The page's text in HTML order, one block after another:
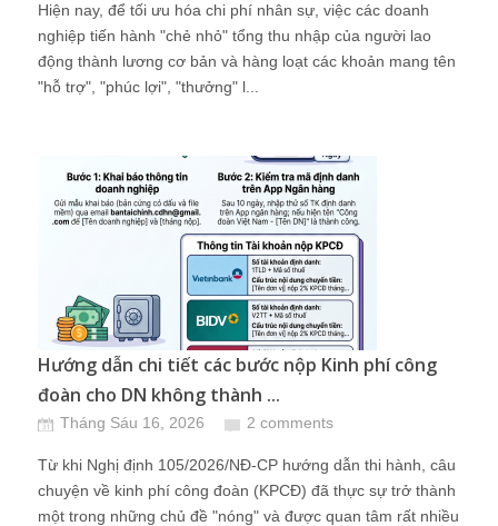
Hiện nay, để tối ưu hóa chi phí nhân sự, việc các doanh
nghiệp tiến hành "chẻ nhỏ" tổng thu nhập của người lao
động thành lương cơ bản và hàng loạt các khoản mang tên
"hỗ trợ", "phúc lợi", "thưởng" l...
Hướng dẫn chi tiết các bước nộp Kinh phí công
đoàn cho DN không thành ...
Tháng Sáu 16, 2026 2 comments
Từ khi Nghị định 105/2026/NĐ-CP hướng dẫn thi hành, câu
chuyện về kinh phí công đoàn (KPCĐ) đã thực sự trở thành
một trong những chủ đề "nóng" và được quan tâm rất nhiều